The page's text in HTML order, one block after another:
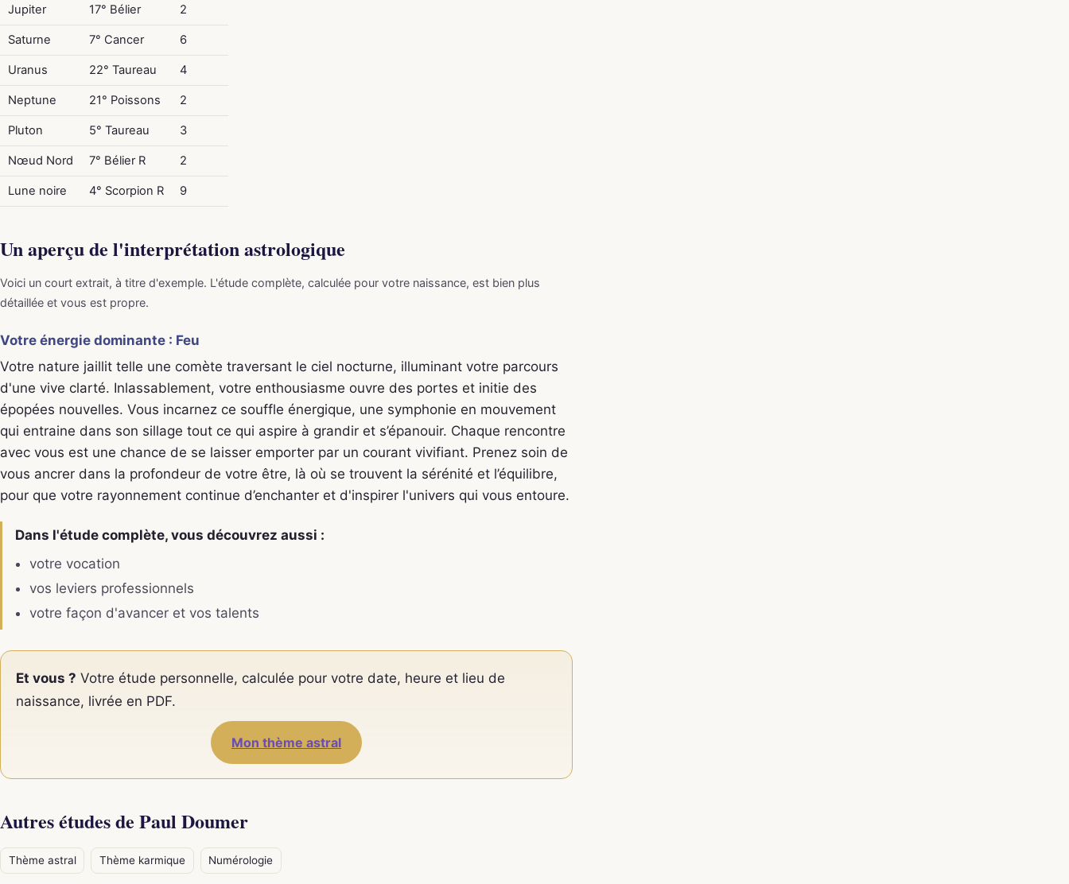
Jupiter 17° Bélier 2
Saturne 7° Cancer 6
Uranus 22° Taureau 4
Neptune 21° Poissons 2
Pluton 5° Taureau 3
Nœud Nord 7° Bélier R 2
Lune noire 4° Scorpion R 9
Un aperçu de l'interprétation astrologique
Voici un court extrait, à titre d'exemple. L'étude complète, calculée pour votre naissance, est bien plus
détaillée et vous est propre.
Votre énergie dominante : Feu
Votre nature jaillit telle une comète traversant le ciel nocturne, illuminant votre parcours
d'une vive clarté. Inlassablement, votre enthousiasme ouvre des portes et initie des
épopées nouvelles. Vous incarnez ce souffle énergique, une symphonie en mouvement
qui entraine dans son sillage tout ce qui aspire à grandir et s’épanouir. Chaque rencontre
avec vous est une chance de se laisser emporter par un courant vivifiant. Prenez soin de
vous ancrer dans la profondeur de votre être, là où se trouvent la sérénité et l’équilibre,
pour que votre rayonnement continue d’enchanter et d'inspirer l'univers qui vous entoure.
Dans l'étude complète, vous découvrez aussi :
votre vocation
vos leviers professionnels
votre façon d'avancer et vos talents
Et vous ? Votre étude personnelle, calculée pour votre date, heure et lieu de
naissance, livrée en PDF.
Mon thème astral
Autres études de Paul Doumer
Thème astral Thème karmique Numérologie